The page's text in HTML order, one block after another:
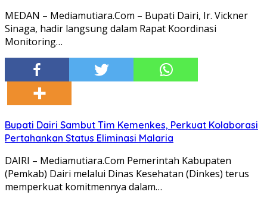
MEDAN – Mediamutiara.Com – Bupati Dairi, Ir. Vickner
Sinaga, hadir langsung dalam Rapat Koordinasi
Monitoring…
Bupati Dairi Sambut Tim Kemenkes, Perkuat Kolaborasi
Pertahankan Status Eliminasi Malaria
DAIRI – Mediamutiara.Com Pemerintah Kabupaten
(Pemkab) Dairi melalui Dinas Kesehatan (Dinkes) terus
memperkuat komitmennya dalam…